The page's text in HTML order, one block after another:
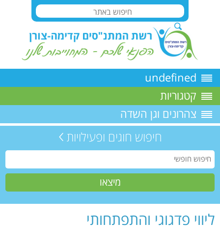
undefined
קטגוריות
צהרונים וגן השדה
חיפוש חוגים ופעילויות
ליווי פדגוגי והתפתחותי